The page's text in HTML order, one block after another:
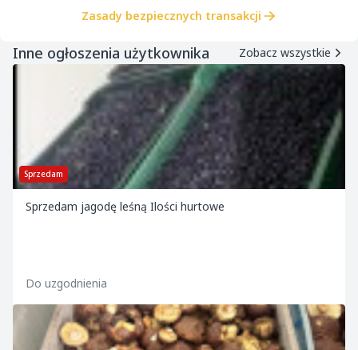
Zasady bezpiecznych transakcji
Inne ogłoszenia użytkownika Zobacz wszystkie
Sprzedam
Sprzedam jagodę leśną Ilości hurtowe
Do uzgodnienia